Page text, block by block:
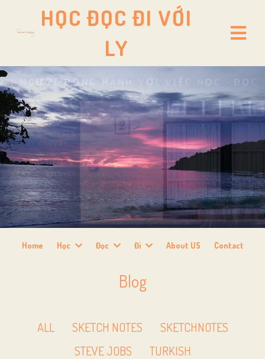
HỌC ĐỌC ĐI VỚI
LY
Home Học Đọc Đi About US Contact
Blog
ALL SKETCH NOTES
SKETCHNOTES
STEVE JOBS
TURKISH